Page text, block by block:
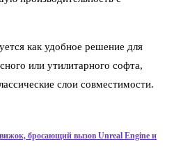
как удобное решение для
или утилитарного софта,
слои совместимости.
бросающий вызов Unreal Engine и